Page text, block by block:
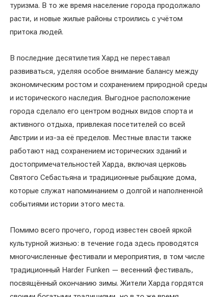
туризма. В то же время население города продолжало
расти, и новые жилые районы строились с учётом
притока людей.
В последние десятилетия Хард не переставал
развиваться, уделяя особое внимание балансу между
экономическим ростом и сохранением природной среды
и исторического наследия. Выгодное расположение
города сделало его центром водных видов спорта и
активного отдыха, привлекая посетителей со всей
Австрии и из-за её пределов. Местные власти также
работают над сохранением исторических зданий и
достопримечательностей Харда, включая церковь
Святого Себастьяна и традиционные рыбацкие дома,
которые служат напоминанием о долгой и наполненной
событиями истории этого места.
Помимо всего прочего, город известен своей яркой
культурной жизнью: в течение года здесь проводятся
многочисленные фестивали и мероприятия, в том числе
традиционный Harder Funken — весенний фестиваль,
посвящённый окончанию зимы. Жители Харда гордятся